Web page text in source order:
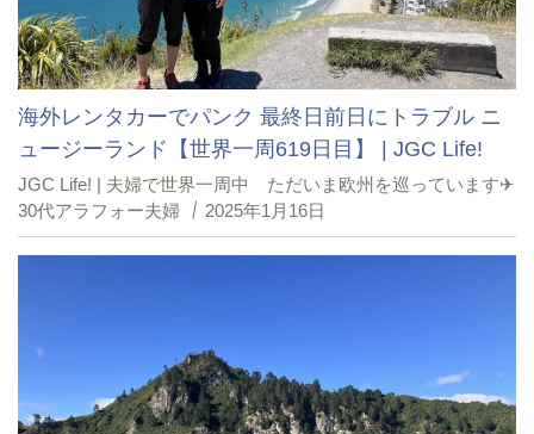
海外レンタカーでパンク 最終日前日にトラブル ニ
ュージーランド【世界一周619日目】 | JGC Life!
JGC Life! | 夫婦で世界一周中 ただいま欧州を巡っています✈︎
30代アラフォー夫婦
2025年1月16日